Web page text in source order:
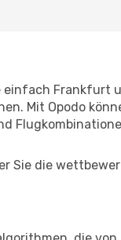
Frankfurt
Mit Opodo
Sie die